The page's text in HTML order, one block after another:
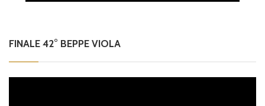
FINALE 42° BEPPE VIOLA